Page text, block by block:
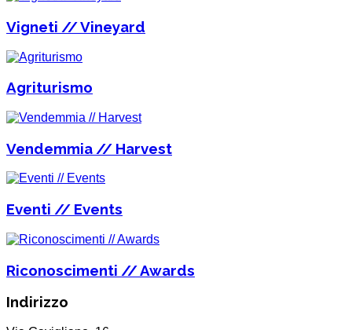
Vigneti // Vineyard
Agriturismo
Vendemmia // Harvest
Eventi // Events
Riconoscimenti // Awards
Indirizzo